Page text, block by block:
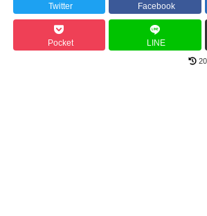
Twitter Facebook
Pocket LINE